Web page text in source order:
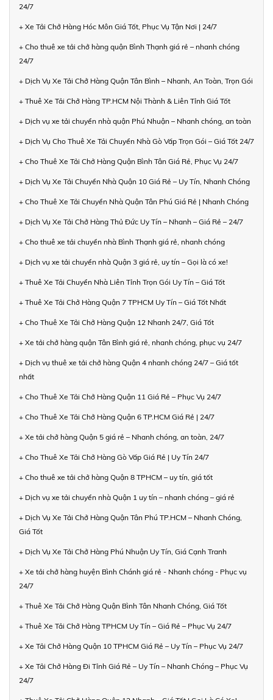
24/7
+ Xe Tải Chở Hàng Hóc Môn Giá Tốt, Phục Vụ Tận Nơi | 24/7
+ Cho thuê xe tải chở hàng quận Bình Thạnh giá rẻ – nhanh chóng
24/7
+ Dịch Vụ Xe Tải Chở Hàng Quận Tân Bình – Nhanh, An Toàn, Trọn Gói
+ Thuê Xe Tải Chở Hàng TP.HCM Nội Thành & Liên Tỉnh Giá Tốt
+ Dịch vụ xe tải chuyển nhà quận Phú Nhuận – Nhanh chóng, an toàn
+ Dịch Vụ Cho Thuê Xe Tải Chuyển Nhà Gò Vấp Trọn Gói – Giá Tốt 24/7
+ Cho Thuê Xe Tải Chở Hàng Quận Bình Tân Giá Rẻ, Phục Vụ 24/7
+ Dịch Vụ Xe Tải Chuyển Nhà Quận 10 Giá Rẻ – Uy Tín, Nhanh Chóng
+ Cho Thuê Xe Tải Chuyển Nhà Quận Tân Phú Giá Rẻ | Nhanh Chóng
+ Dịch Vụ Xe Tải Chở Hàng Thủ Đức Uy Tín – Nhanh – Giá Rẻ – 24/7
+ Cho thuê xe tải chuyển nhà Bình Thạnh giá rẻ, nhanh chóng
+ Dịch vụ xe tải chuyển nhà Quận 3 giá rẻ, uy tín – Gọi là có xe!
+ Thuê Xe Tải Chuyển Nhà Liên Tỉnh Trọn Gói Uy Tín – Giá Tốt
+ Thuê Xe Tải Chở Hàng Quận 7 TPHCM Uy Tín – Giá Tốt Nhất
+ Cho Thuê Xe Tải Chở Hàng Quận 12 Nhanh 24/7, Giá Tốt
+ Xe tải chở hàng quận Tân Bình giá rẻ, nhanh chóng, phục vụ 24/7
+ Dịch vụ thuê xe tải chở hàng Quận 4 nhanh chóng 24/7 – Giá tốt
nhất
+ Cho Thuê Xe Tải Chở Hàng Quận 11 Giá Rẻ – Phục Vụ 24/7
+ Cho Thuê Xe Tải Chở Hàng Quận 6 TP.HCM Giá Rẻ | 24/7
+ Xe tải chở hàng Quận 5 giá rẻ – Nhanh chóng, an toàn, 24/7
+ Cho Thuê Xe Tải Chở Hàng Gò Vấp Giá Rẻ | Uy Tín 24/7
+ Cho thuê xe tải chở hàng Quận 8 TPHCM – uy tín, giá tốt
+ Dịch vụ xe tải chuyển nhà Quận 1 uy tín – nhanh chóng – giá rẻ
+ Dịch Vụ Xe Tải Chở Hàng Quận Tân Phú TP.HCM – Nhanh Chóng,
Giá Tốt
+ Dịch Vụ Xe Tải Chở Hàng Phú Nhuận Uy Tín, Giá Cạnh Tranh
+ Xe tải chở hàng huyện Bình Chánh giá rẻ - Nhanh chóng - Phục vụ
24/7
+ Thuê Xe Tải Chở Hàng Quận Bình Tân Nhanh Chóng, Giá Tốt
+ Thuê Xe Tải Chở Hàng TPHCM Uy Tín – Giá Rẻ – Phục Vụ 24/7
+ Xe Tải Chở Hàng Quận 10 TPHCM Giá Rẻ – Uy Tín – Phục Vụ 24/7
+ Xe Tải Chở Hàng Đi Tỉnh Giá Rẻ – Uy Tín – Nhanh Chóng – Phục Vụ
24/7